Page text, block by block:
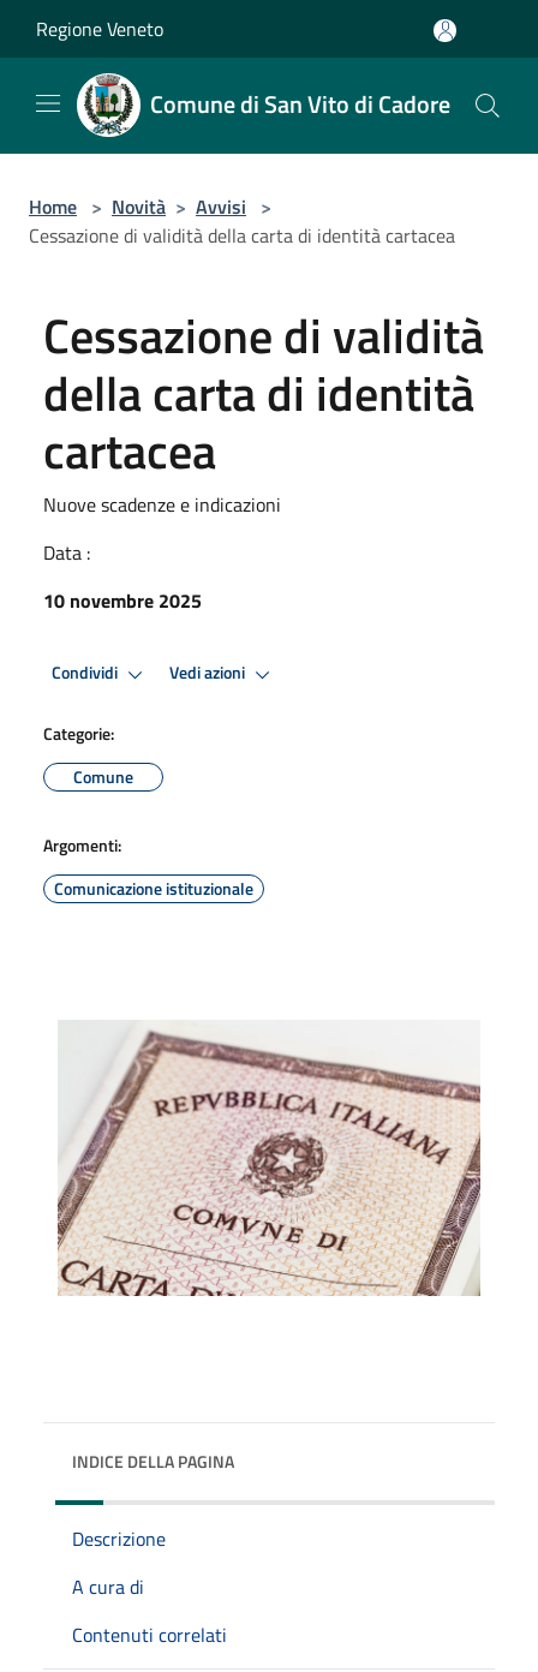
Regione Veneto
Comune di San Vito di Cadore
Home > Novità > Avvisi >
Cessazione di validità della carta di identità cartacea
Cessazione di validità
della carta di identità
cartacea
Nuove scadenze e indicazioni
Data :
10 novembre 2025
Condividi Vedi azioni
Categorie:
Comune
Argomenti:
Comunicazione istituzionale
INDICE DELLA PAGINA
Descrizione
A cura di
Contenuti correlati